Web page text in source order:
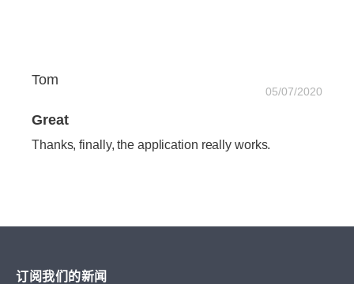
Tom
05/07/2020
Great
Thanks, finally, the application really works.
订阅我们的新闻